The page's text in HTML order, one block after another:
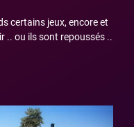
certains jeux, encore et
.. ou ils sont repoussés ..